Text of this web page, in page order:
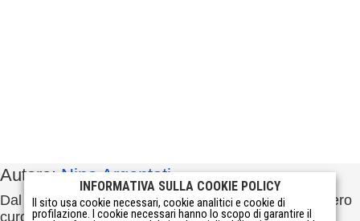
Autore:Nino Argentati
Dal 1995 sono un consulente di web marketing, ovvero
curo la presenza online di aziende, professionisti e
INFORMATIVA SULLA COOKIE POLICY
Il sito usa cookie necessari, cookie analitici e cookie di
profilazione. I cookie necessari hanno lo scopo di garantire il